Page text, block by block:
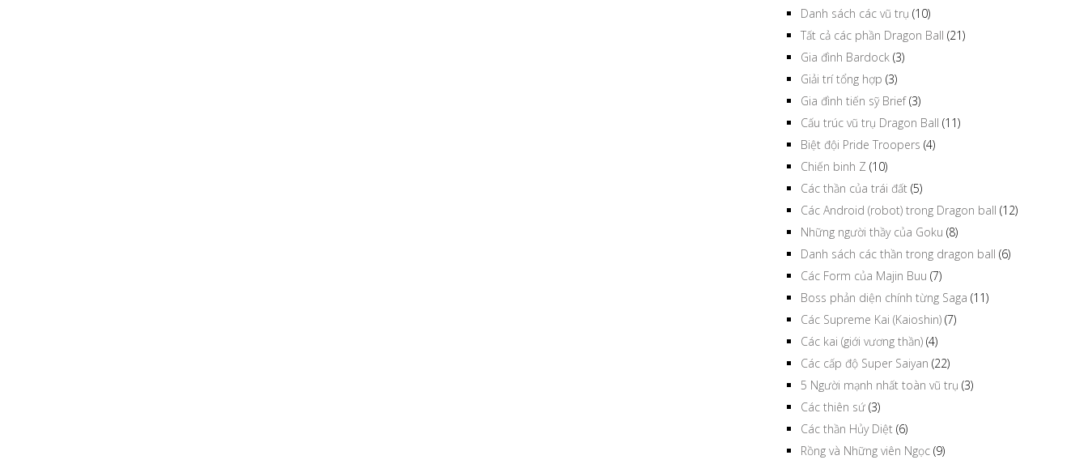
Danh sách các vũ trụ (10)
Tất cả các phần Dragon Ball (21)
Gia đình Bardock (3)
Giải trí tổng hợp (3)
Gia đình tiến sỹ Brief(3)
Cấu trúc vũ trụ Dragon Ball (11)
Biệt đội Pride Troopers (4)
Chiến binh Z (10)
Các thần của trái đất (5)
Các Android (robot) trong Dragon ball (12)
Những người thầy của Goku (8)
Danh sách các thần trong dragon ball (6)
Các Form của Majin Buu (7)
Boss phản diện chính từng Saga (11)
Các Supreme Kai (Kaioshin) (7)
Các kai (giới vương thần) (4)
Các cấp độ Super Saiyan (22)
5 Người mạnh nhất toàn vũ trụ (3)
Các thiên sứ (3)
Các thần Hủy Diệt (6)
Rồng và Những viên Ngọc (9)